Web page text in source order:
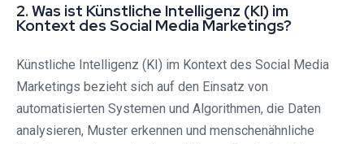
2. Was ist Künstliche Intelligenz (KI) im
Kontext des Social Media Marketings?
Künstliche Intelligenz (KI) im Kontext des Social Media
Marketings bezieht sich auf den Einsatz von
automatisierten Systemen und Algorithmen, die Daten
analysieren, Muster erkennen und menschenähnliche